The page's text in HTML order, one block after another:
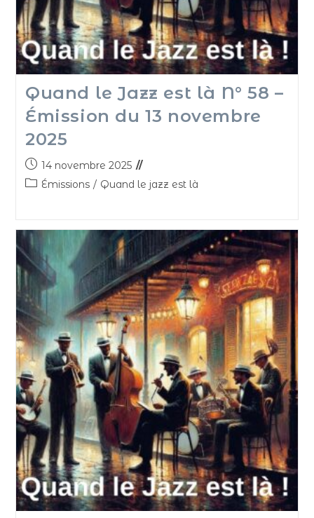
Quand le Jazz est là N° 58 –
Émission du 13 novembre
2025
14 novembre 2025
Émissions / Quand le jazz est là